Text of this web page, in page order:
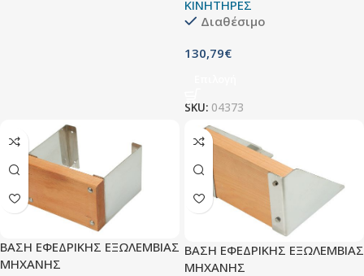
ΚΙΝΗΤΗΡΕΣ
Διαθέσιμο
130,79€
SKU: 04373
ΒΑΣΗ ΕΦΕΔΡΙΚΗΣ ΕΞΩΛΕΜΒΙΑΣ
ΜΗΧΑΝΗΣ
ΒΑΣΗ ΕΦΕΔΡΙΚΗΣ ΕΞΩΛΕΜΒΙΑΣ
ΜΗΧΑΝΗΣ